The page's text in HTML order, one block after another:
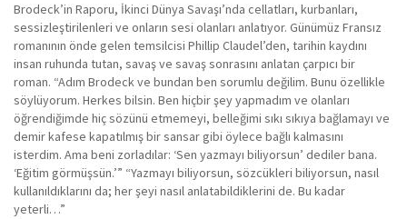
Brodeck’in Raporu, İkinci Dünya Savaşı’nda cellatları, kurbanları,
sessizleştirilenleri ve onların sesi olanları anlatıyor. Günümüz Fransız
romanının önde gelen temsilcisi Phillip Claudel’den, tarihin kaydını
insan ruhunda tutan, savaş ve savaş sonrasını anlatan çarpıcı bir
roman. “Adım Brodeck ve bundan ben sorumlu değilim. Bunu özellikle
söylüyorum. Herkes bilsin. Ben hiçbir şey yapmadım ve olanları
öğrendiğimde hiç sözünü etmemeyi, belleğimi sıkı sıkıya bağlamayı ve
demir kafese kapatılmış bir sansar gibi öylece bağlı kalmasını
isterdim. Ama beni zorladılar: ‘Sen yazmayı biliyorsun’ dediler bana.
‘Eğitim görmüşsün.’” “Yazmayı biliyorsun, sözcükleri biliyorsun, nasıl
kullanıldıklarını da; her şeyi nasıl anlatabildiklerini de. Bu kadar
yeterli…”